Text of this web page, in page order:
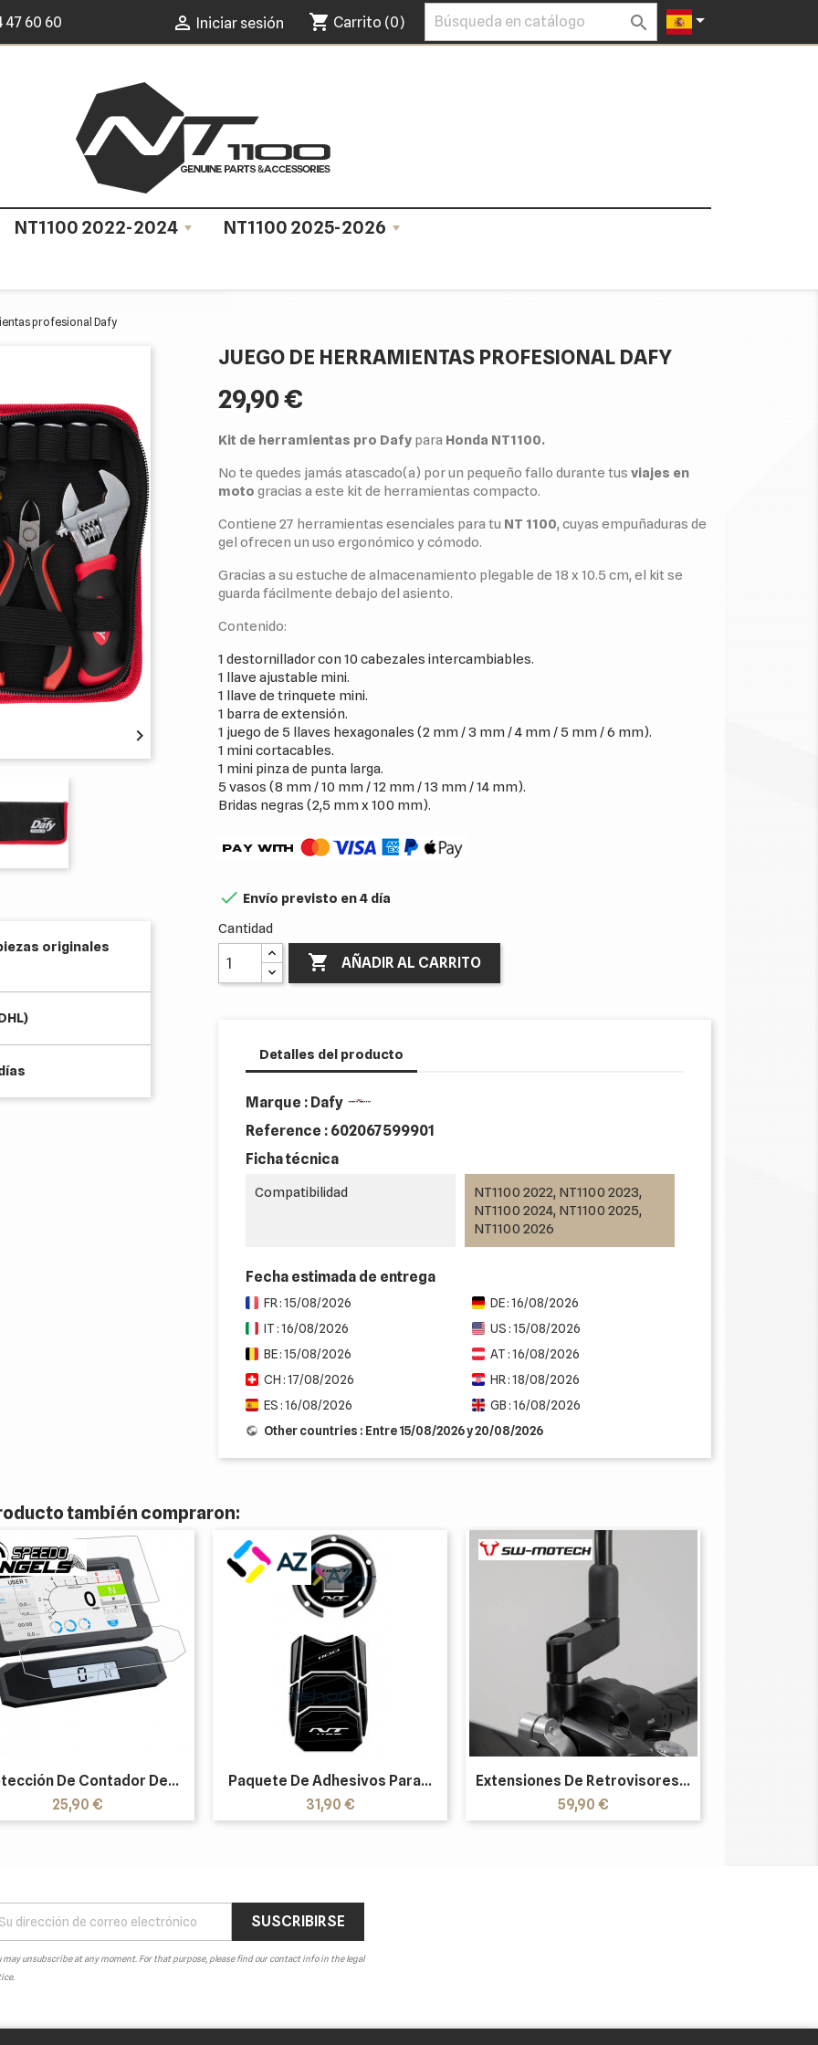
47 60 60  Iniciar sesión shopping_cart Carrito (0)  
NT1100 2022-2024 NT1100 2025-2026
profesional Dafy

originales
JUEGO DE HERRAMIENTAS PROFESIONAL DAFY
29,90 €
Kit de herramientas pro Dafy para Honda NT1100.
No te quedes jamás atascado(a) por un pequeño fallo durante tus viajes en
moto gracias a este kit de herramientas compacto.
Contiene 27 herramientas esenciales para tu NT 1100, cuyas empuñaduras de
gel ofrecen un uso ergonómico y cómodo.
Gracias a su estuche de almacenamiento plegable de 18 x 10.5 cm, el kit se
guarda fácilmente debajo del asiento.
Contenido:
1 destornillador con 10 cabezales intercambiables.
1 llave ajustable mini.
1 llave de trinquete mini.
1 barra de extensión.
1 juego de 5 llaves hexagonales (2 mm / 3 mm / 4 mm / 5 mm / 6 mm).
1 mini cortacables.
1 mini pinza de punta larga.
5 vasos (8 mm / 10 mm / 12 mm / 13 mm / 14 mm).
Bridas negras (2,5 mm x 100 mm).
 Envío previsto en 4 día
Cantidad
 AÑADIR AL CARRITO
Detalles del producto
Marque : Dafy
Reference : 602067599901
Ficha técnica
Compatibilidad
NT1100 2022, NT1100 2023,
NT1100 2024, NT1100 2025,
NT1100 2026
Fecha estimada de entrega
FR : 15/08/2026
DE : 16/08/2026
IT : 16/08/2026
US : 15/08/2026
BE : 15/08/2026
AT : 16/08/2026
CH : 17/08/2026
HR : 18/08/2026
ES : 16/08/2026
GB : 16/08/2026
Other countries : Entre 15/08/2026 y 20/08/2026
también compraron:
De Contador De...
Precio
25,90 €
Paquete De Adhesivos Para...
Precio
31,90 €
Extensiones De Retrovisores...
Precio
59,90 €
may unsubscribe at any moment. For that purpose, please find our contact info in the legal